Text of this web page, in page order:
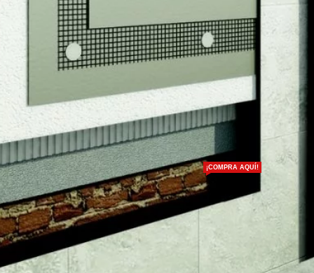
¡COMPRA AQUÍ!